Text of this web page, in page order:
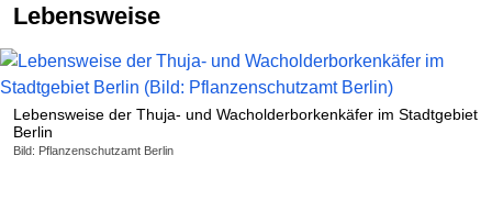
Lebensweise der Thuja- und Wacholderborkenkäfer im Stadtgebiet
Berlin
Bild: Pflanzenschutzamt Berlin
Lebensweise